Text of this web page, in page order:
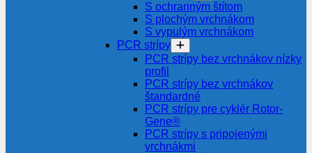
S ochranným štítom
S plochým vrchnákom
S vypulým vrchnákom
PCR strípy
PCR strípy bez vrchnákov nízky
profil
PCR strípy bez vrchnákov
štandardné
PCR strípy pre cyklér Rotor-
Gene®
PCR strípy s pripojenými
vrchnákmi